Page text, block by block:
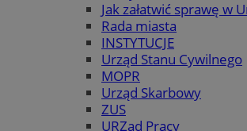
Jak załatwić sprawę w
Rada miasta
INSTYTUCJE
Urząd Stanu Cywilnego
MOPR
Urząd Skarbowy
ZUS
URZąd Pracy